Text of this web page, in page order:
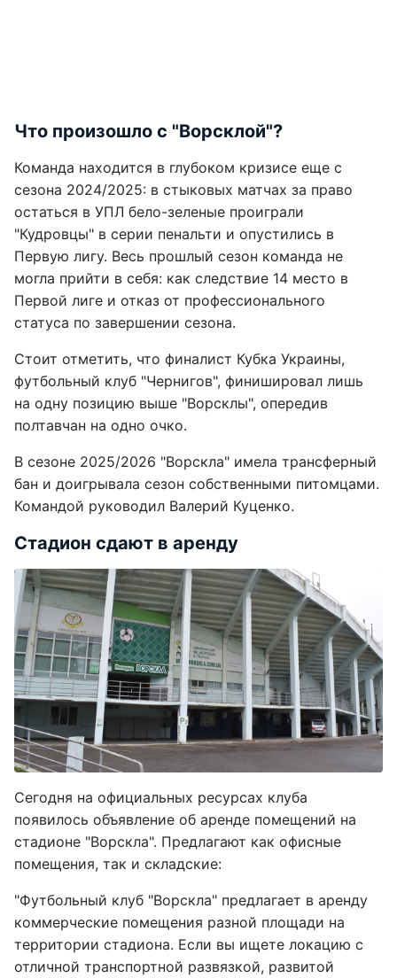
Что произошло с "Ворсклой"?
Команда находится в глубоком кризисе еще с
сезона 2024/2025: в стыковых матчах за право
остаться в УПЛ бело-зеленые проиграли
"Кудровцы" в серии пенальти и опустились в
Первую лигу. Весь прошлый сезон команда не
могла прийти в себя: как следствие 14 место в
Первой лиге и отказ от профессионального
статуса по завершении сезона.
Стоит отметить, что финалист Кубка Украины,
футбольный клуб "Чернигов", финишировал лишь
на одну позицию выше "Ворсклы", опередив
полтавчан на одно очко.
В сезоне 2025/2026 "Ворскла" имела трансферный
бан и доигрывала сезон собственными питомцами.
Командой руководил Валерий Куценко.
Стадион сдают в аренду
Сегодня на официальных ресурсах клуба
появилось объявление об аренде помещений на
стадионе "Ворскла". Предлагают как офисные
помещения, так и складские:
"Футбольный клуб "Ворскла" предлагает в аренду
коммерческие помещения разной площади на
территории стадиона. Если вы ищете локацию с
отличной транспортной развязкой, развитой